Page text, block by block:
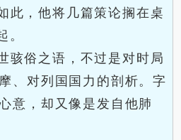
此，他将几篇策论搁在桌
。
骇俗之语，不过是对时局
、对列国国力的剖析。字
意，却又像是发自他肺